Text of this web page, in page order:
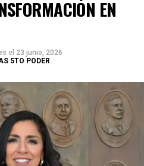
Alta, Gino Segura centró
orientadas a
la sustentabilidad
Sin embargo, enfatizó que la
EN
el 23 junio, 2026
5TO PODER